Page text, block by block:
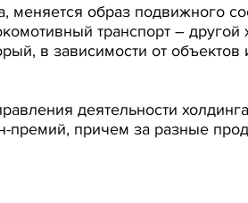
образ подвижного
транспорт –
в зависимости от объектов
деятельности
причем за разные